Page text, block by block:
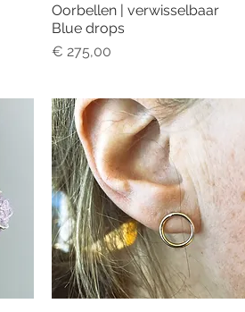
Snel overzicht
Oorbellen | verwisselbaar
Blue drops
Prijs
€ 275,00